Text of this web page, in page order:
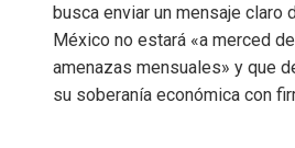
busca enviar un mensaje claro
México no estará «a merced de
amenazas mensuales» y que
su soberanía económica con